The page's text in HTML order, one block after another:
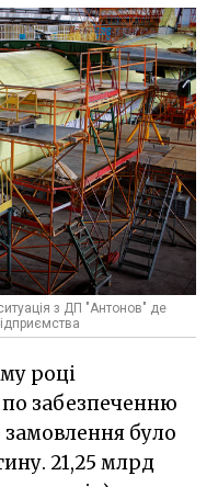
з ДП "Антонов" де
році
забезпеченню
було
21,25 млрд